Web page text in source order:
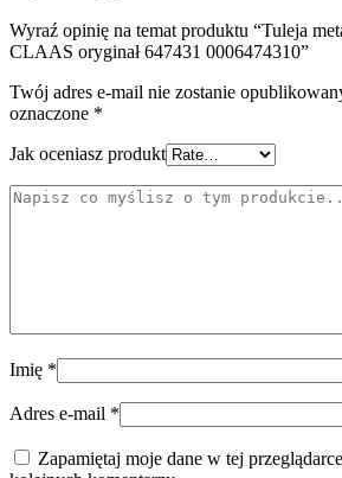
Wyraź opinię na temat produktu “Tuleja
CLAAS oryginał 647431 0006474310”
Twój adres e-mail nie zostanie
oznaczone *
Jak oceniasz produkt
Imię *
Adres e-mail *
Zapamiętaj moje dane w tej